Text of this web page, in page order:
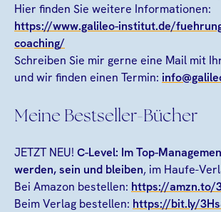
Hier finden Sie weitere Informationen:
https://www.galileo-institut.de/
coaching/
Schreiben Sie mir gerne eine Mail mit
und wir finden einen Termin:
Meine Bestseller-Bücher
JETZT NEU! C-Level: Im Top-
werden, sein und bleiben, im Haufe-
Bei Amazon bestellen: https://amzn.to/
Beim Verlag bestellen: https://bit.ly/